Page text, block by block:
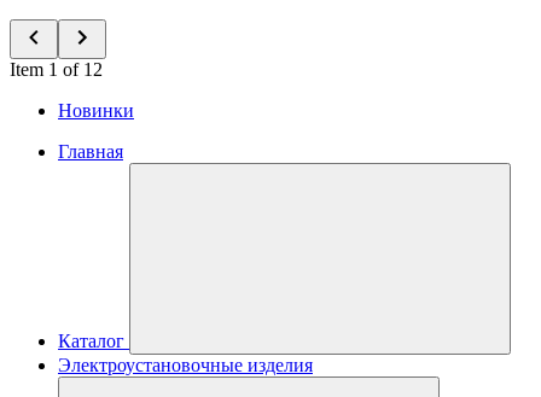
Item 1 of 12
Новинки
Главная
Каталог
Электроустановочные изделия